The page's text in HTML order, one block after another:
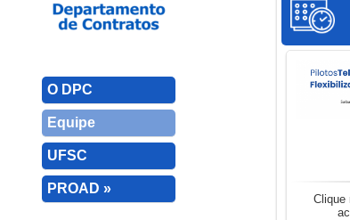
O DPC
Equipe
UFSC
PROAD »
Clique